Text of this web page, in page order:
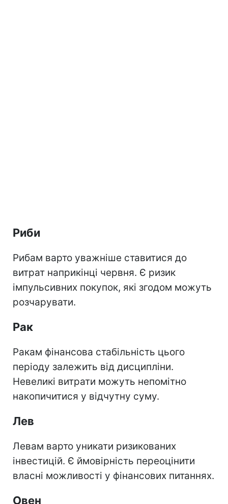
Риби
Рибам варто уважніше ставитися до
витрат наприкінці червня. Є ризик
імпульсивних покупок, які згодом можуть
розчарувати.
Рак
Ракам фінансова стабільність цього
періоду залежить від дисципліни.
Невеликі витрати можуть непомітно
накопичитися у відчутну суму.
Лев
Левам варто уникати ризикованих
інвестицій. Є ймовірність переоцінити
власні можливості у фінансових питаннях.
Овен